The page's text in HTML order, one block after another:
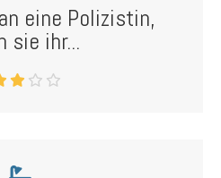
eine Polizistin,
sie ihr...